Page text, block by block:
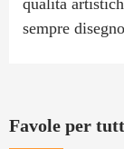
sempre
Favole per